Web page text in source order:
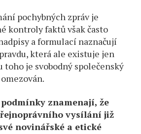
pochybných zpráv je
kontroly faktů však často
a formulací naznačují
která ale existuje jen
toho je svobodný společenský
znamenají, že
vysílání již
novinářské a etické